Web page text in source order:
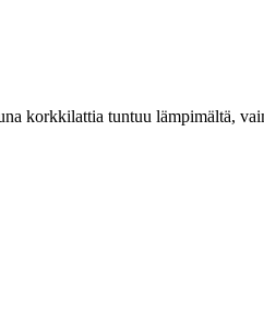
korkkilattia tuntuu lämpimältä,